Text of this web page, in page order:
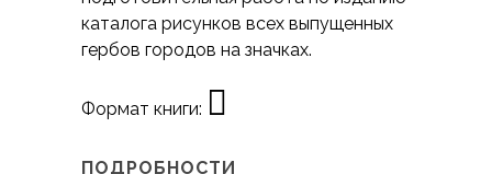
каталога рисунков всех выпущенных
гербов городов на значках.
Формат книги:
ПОДРОБНОСТИ